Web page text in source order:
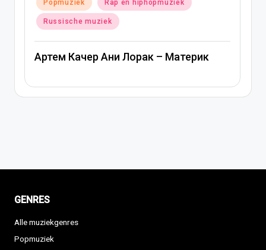
Geplaatst
in
Popmuziek Russische muziek
GENRES
Alle muziekgenres
Popmuziek